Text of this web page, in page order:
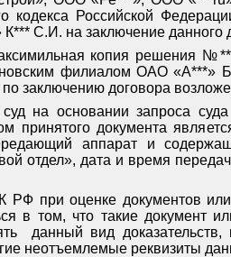
Российской
С.И. на заключение данного
копия решения
филиалом ОАО
заключению договора
на основании запроса
принятого документа
аппарат и
отдел», дата и время
РФ при оценке документов
в том, что такие документ
данный вид
неотъемлемые реквизиты